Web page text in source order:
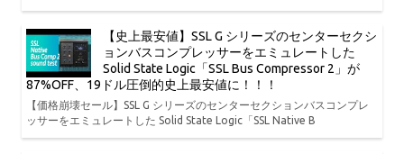
【史上最安値】SSL G シリーズのセンターセクシ
ョンバスコンプレッサーをエミュレートした
Solid State Logic「SSL Bus Compressor 2」が
87%OFF、19ドル圧倒的史上最安値に！！！
【価格崩壊セール】SSL G シリーズのセンターセクションバスコンプレ
ッサーをエミュレートした Solid State Logic「SSL Native B